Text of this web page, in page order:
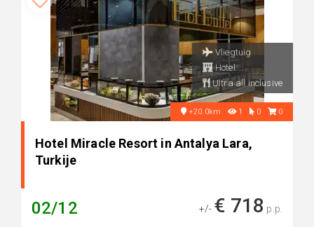
Vliegtuig
Hotel
Ultra all inclusive
+20.0km 1 0 0
Hotel Miracle Resort in Antalya Lara,
Turkije
02/12 +/- € 718 p.p.